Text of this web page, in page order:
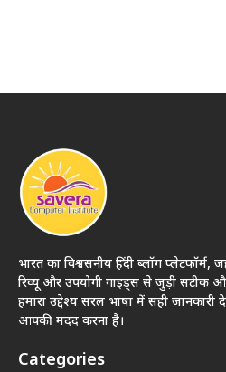
भारत का विश्वसनीय हिंदी ब्लॉग प्लेटफॉर्म,
रिव्यू और उपयोगी गाइड्स से जुड़ी सटीक
हमारा उद्देश्य सरल भाषा में सही जानकारी
आपकी मदद करना है।
Categories